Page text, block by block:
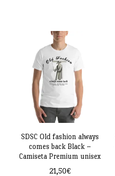
de
producto
tiene
múltiples
variantes.
Las
opciones
se
pueden
elegir
SDSC Old fashion always
comes back Black –
Camiseta Premium unisex
21,50€